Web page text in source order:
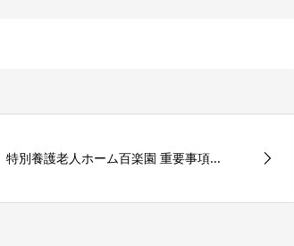
特別養護老人ホーム百楽園 重要事項...